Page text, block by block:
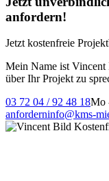
anfordern!
Jetzt kostenfreie
Mein Name ist Vincent
über Ihr Projekt zu
03 72 04 / 92 48 18Mo
anforderninfo@kms-